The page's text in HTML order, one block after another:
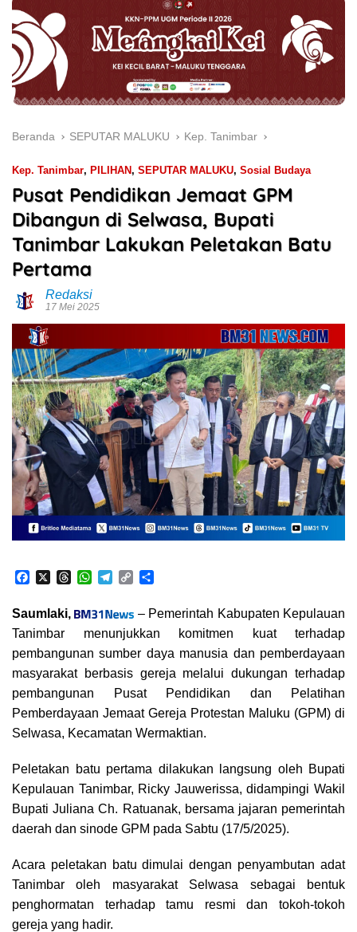
Beranda SEPUTAR MALUKU Kep. Tanimbar
Kep. Tanimbar, PILIHAN, SEPUTAR MALUKU, Sosial Budaya
Pusat Pendidikan Jemaat GPM
Dibangun di Selwasa, Bupati
Tanimbar Lakukan Peletakan Batu
Pertama
Redaksi
17 Mei 2025
e
b
o
k
e
d
W
t
s
A
p
e
g
r
m
C
y
L
i
a
r
e
Saumlaki,
– Pemerintah Kabupaten Kepulauan
Tanimbar menunjukkan komitmen kuat terhadap
pembangunan sumber daya manusia dan pemberdayaan
masyarakat berbasis gereja melalui dukungan terhadap
pembangunan Pusat Pendidikan dan Pelatihan
Pemberdayaan Jemaat Gereja Protestan Maluku (GPM) di
Selwasa, Kecamatan Wermaktian.
Peletakan batu pertama dilakukan langsung oleh Bupati
Kepulauan Tanimbar, Ricky Jauwerissa, didampingi Wakil
Bupati Juliana Ch. Ratuanak, bersama jajaran pemerintah
daerah dan sinode GPM pada Sabtu (17/5/2025).
Acara peletakan batu dimulai dengan penyambutan adat
Tanimbar oleh masyarakat Selwasa sebagai bentuk
penghormatan terhadap tamu resmi dan tokoh-tokoh
gereja yang hadir.